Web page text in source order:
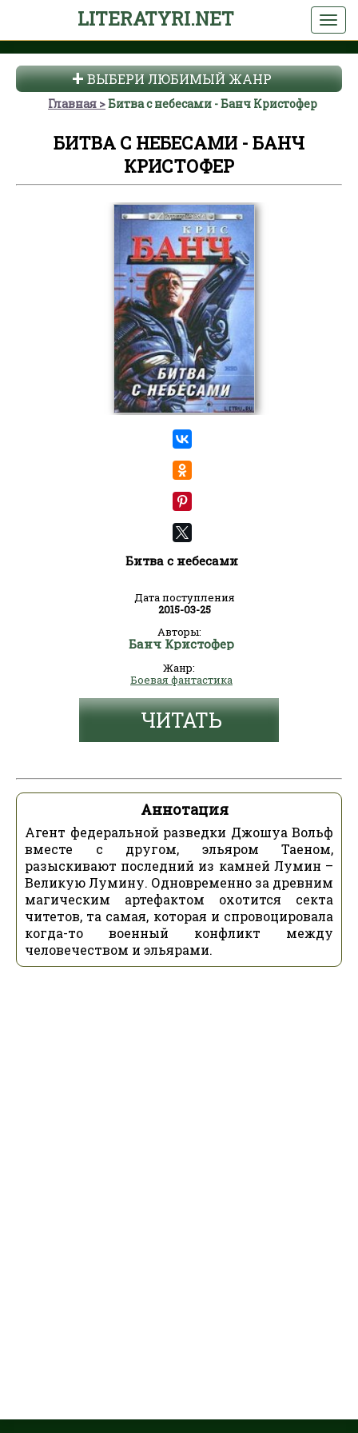
LITERATYRI.NET
ВЫБЕРИ ЛЮБИМЫЙ ЖАНР
Главная Битва с небесами - Банч Кристофер
БИТВА С НЕБЕСАМИ - БАНЧ
КРИСТОФЕР
Битва с небесами
Дата поступления
2015-03-25
Авторы:
Банч Кристофер
Жанр:
Боевая фантастика
ЧИТАТЬ
Аннотация
Агент федеральной разведки Джошуа Вольф
вместе с другом, эльяром Таеном,
разыскивают последний из камней Лумин –
Великую Лумину. Одновременно за древним
магическим артефактом охотится секта
читетов, та самая, которая и спровоцировала
когда-то военный конфликт между
человечеством и эльярами.